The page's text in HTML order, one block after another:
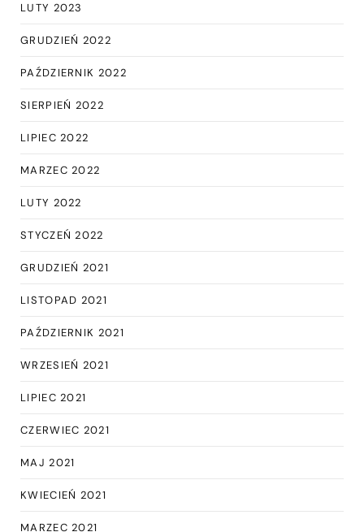
LUTY 2023
GRUDZIEŃ 2022
PAŹDZIERNIK 2022
SIERPIEŃ 2022
LIPIEC 2022
MARZEC 2022
LUTY 2022
STYCZEŃ 2022
GRUDZIEŃ 2021
LISTOPAD 2021
PAŹDZIERNIK 2021
WRZESIEŃ 2021
LIPIEC 2021
CZERWIEC 2021
MAJ 2021
KWIECIEŃ 2021
MARZEC 2021